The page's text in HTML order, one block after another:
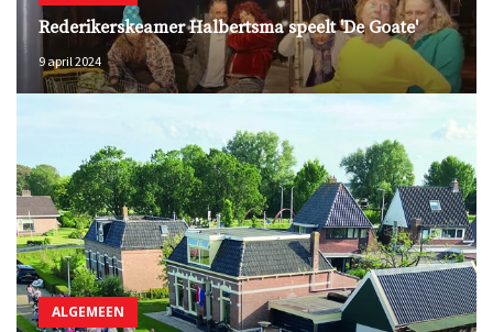
Rederikerskeamer Halbertsma speelt 'De Goate'
9 april 2024
ALGEMEEN